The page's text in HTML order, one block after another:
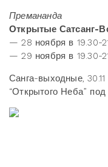
Премананда
Открытые Сатсанг-
— 28 ноября в 19.30-
— 29 ноября в 19.30-
Санга-выходные,
“Открытого Неба”